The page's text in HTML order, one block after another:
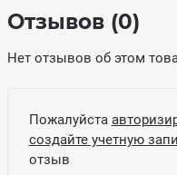
Отзывов (0)
Нет отзывов об этом
Пожалуйста
создайте учетную
отзыв